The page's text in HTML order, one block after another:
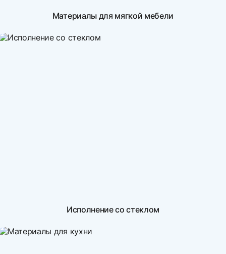
Материалы для мягкой мебели
Исполнение со стеклом